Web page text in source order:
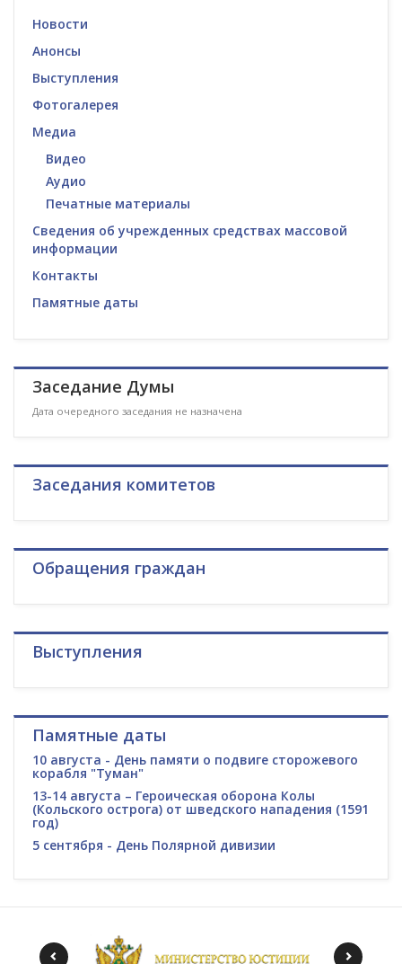
Новости
Анонсы
Выступления
Фотогалерея
Медиа
Видео
Аудио
Печатные материалы
Сведения об учрежденных средствах массовой
информации
Контакты
Памятные даты
Заседание Думы
Дата очередного заседания не назначена
Заседания комитетов
Обращения граждан
Выступления
Памятные даты
10 августа - День памяти о подвиге сторожевого
корабля "Туман"
13-14 августа – Героическая оборона Колы
(Кольского острога) от шведского нападения (1591
год)
5 сентября - День Полярной дивизии